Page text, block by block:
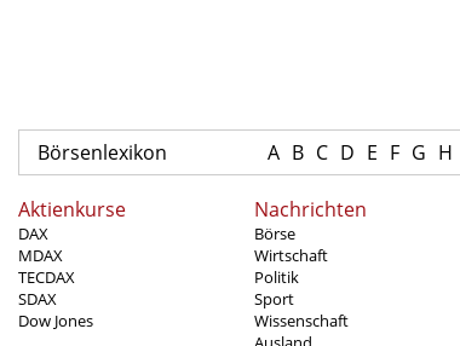
Börsenlexikon A B C D E F G H
Aktienkurse
DAX
MDAX
TECDAX
SDAX
Dow Jones
Nachrichten
Börse
Wirtschaft
Politik
Sport
Wissenschaft